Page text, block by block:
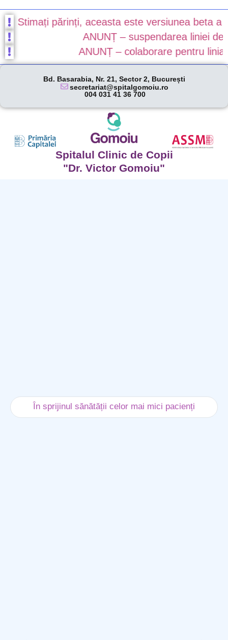
Stimați părinți, aceasta este versiunea beta a
ANUNȚ – suspendarea liniei de
ANUNȚ – colaborare pentru linia
Bd. Basarabia, Nr. 21, Sector 2, București
secretariat@spitalgomoiu.ro
004 031 41 36 700
Spitalul Clinic de Copii
"Dr. Victor Gomoiu"
În sprijinul sănătății celor mai mici pacienți